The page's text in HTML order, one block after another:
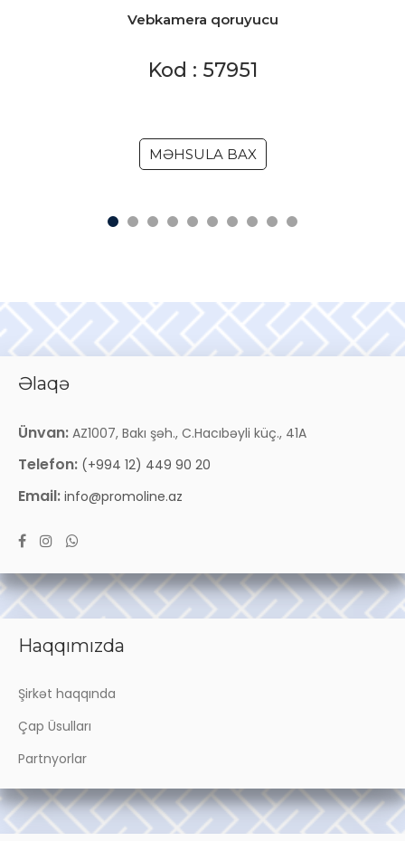
Vebkamera qoruyucu
Kod : 57951
MƏHSULA BAX
Əlaqə
Ünvan: AZ1007, Bakı şəh., C.Hacıbəyli küç., 41A
Telefon: (+994 12) 449 90 20
Email: info@promoline.az
Haqqımızda
Şirkət haqqında
Çap Üsulları
Partnyorlar